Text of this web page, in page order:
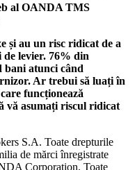
al OANDA TMS
și au un risc ridicat de a
levier. 76% din
atunci când
Ar trebui să luați în
funcționează
vă asumați riscul ridicat
S.A. Toate drepturile
de mărci înregistrate
Corporation. Toate